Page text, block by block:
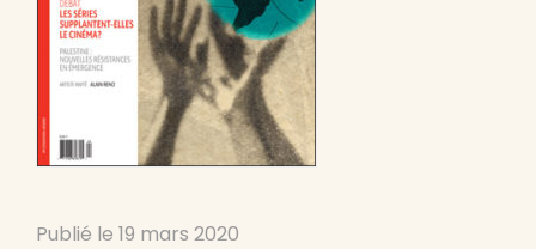
Publié le 19 mars 2020